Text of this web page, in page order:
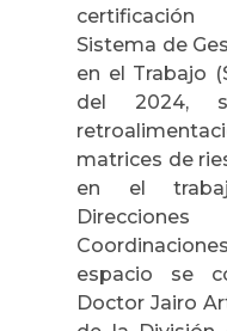
certificación
Sistema de
en el Trabajo
del 2024,
matrices de
en el
espacio se
Doctor Jairo